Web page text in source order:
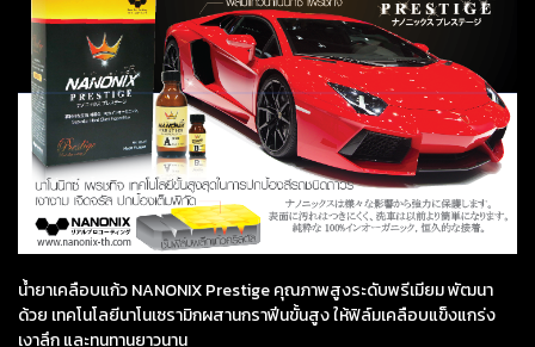
น้ำยาเคลือบแก้ว NANONIX Prestige คุณภาพสูงระดับพรีเมียม พัฒนา
ด้วย เทคโนโลยีนาโนเซรามิกผสานกราฟีนขั้นสูง ให้ฟิล์มเคลือบแข็งแกร่ง
เงาลึก และทนทานยาวนาน